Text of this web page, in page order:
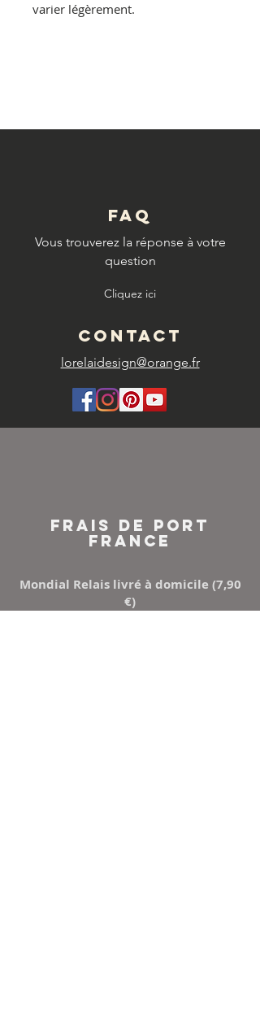
varier légèrement.
FAQ
Vous trouverez la réponse à votre
question
Cliquez ici
CONTACT
lorelaidesign@orange.fr
FRAIS DE PORT
FRANCE
Mondial Relais livré à domicile (7,90
€)